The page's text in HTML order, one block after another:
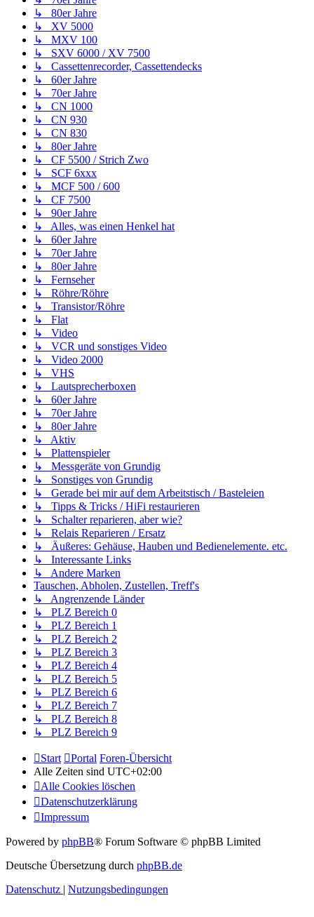
↳ 80er Jahre
↳ XV 5000
↳ MXV 100
↳ SXV 6000 / XV 7500
↳ Cassettenrecorder, Cassettendecks
↳ 60er Jahre
↳ 70er Jahre
↳ CN 1000
↳ CN 930
↳ CN 830
↳ 80er Jahre
↳ CF 5500 / Strich Zwo
↳ SCF 6xxx
↳ MCF 500 / 600
↳ CF 7500
↳ 90er Jahre
↳ Alles, was einen Henkel hat
↳ 60er Jahre
↳ 70er Jahre
↳ 80er Jahre
↳ Fernseher
↳ Röhre/Röhre
↳ Transistor/Röhre
↳ Flat
↳ Video
↳ VCR und sonstiges Video
↳ Video 2000
↳ VHS
↳ Lautsprecherboxen
↳ 60er Jahre
↳ 70er Jahre
↳ 80er Jahre
↳ Aktiv
↳ Plattenspieler
↳ Messgeräte von Grundig
↳ Sonstiges von Grundig
↳ Gerade bei mir auf dem Arbeitstisch / Basteleien
↳ Tipps & Tricks / HiFi restaurieren
↳ Schalter reparieren, aber wie?
↳ Relais Reparieren / Ersatz
↳ Äußeres: Gehäuse, Hauben und Bedienelemente. etc.
↳ Interessante Links
↳ Andere Marken
Tauschen, Abholen, Zustellen, Treff's
↳ Angrenzende Länder
↳ PLZ Bereich 0
↳ PLZ Bereich 1
↳ PLZ Bereich 2
↳ PLZ Bereich 3
↳ PLZ Bereich 4
↳ PLZ Bereich 5
↳ PLZ Bereich 6
↳ PLZ Bereich 7
↳ PLZ Bereich 8
↳ PLZ Bereich 9
Start Portal Foren-Übersicht
Alle Zeiten sind UTC+02:00
Alle Cookies löschen
Datenschutzerklärung
Impressum
Powered by phpBB® Forum Software © phpBB Limited
Deutsche Übersetzung durch phpBB.de
Datenschutz | Nutzungsbedingungen